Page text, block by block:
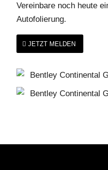
Vereinbare noch heute
Autofolierung.
JETZT MELDEN